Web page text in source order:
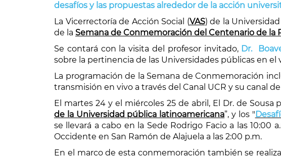
desafíos y las propuestas alrededor de la acción
La Vicerrectoría de Acción Social (VAS) de la
de la Semana de Conmemoración del Centenario de la
Se contará con la visita del profesor invitado, Dr.
sobre la pertinencia de las Universidades públicas en el
La programación de la Semana de Conmemoración
transmisión en vivo a través del Canal UCR y su canal
El martes 24 y el miércoles 25 de abril, El Dr. de
de la Universidad pública latinoamericana”, y los "
se llevará a cabo en la Sede Rodrigo Facio a las
Occidente en San Ramón de Alajuela a las 2:00 p.m.
En el marco de esta conmemoración también se